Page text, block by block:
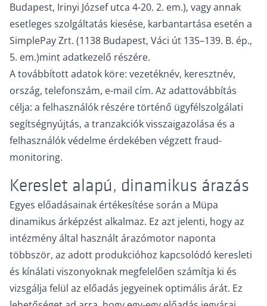
Budapest, Irinyi József utca 4-20. 2. em.), vagy annak
esetleges szolgáltatás kiesése, karbantartása esetén a
SimplePay Zrt. (1138 Budapest, Váci út 135–139. B. ép.,
5. em.)mint adatkezelő részére.
A továbbított adatok köre: vezetéknév, keresztnév,
ország, telefonszám, e-mail cím. Az adattovábbítás
célja: a felhasználók részére történő ügyfélszolgálati
segítségnyújtás, a tranzakciók visszaigazolása és a
felhasználók védelme érdekében végzett fraud-
monitoring.
Kereslet alapú, dinamikus árazás
Egyes előadásainak értékesítése során a Müpa
dinamikus árképzést alkalmaz. Ez azt jelenti, hogy az
intézmény által használt árazómotor naponta
többször, az adott produkcióhoz kapcsolódó keresleti
és kínálati viszonyoknak megfelelően számítja ki és
vizsgálja felül az előadás jegyeinek optimális árát. Ez